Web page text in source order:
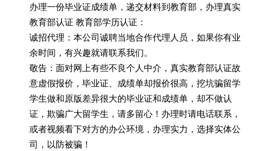
办理一份毕业证成绩单，递交材料到教育部，办理真实
教育部认证 教育部学历认证：
诚招代理：本公司诚聘当地合作代理人员，如果你有业
余时间，有兴趣就请联系我们。
敬告：面对网上有些不良个人中介，真实教育部认证故
意虚假报价，毕业证、成绩单却报价很高，挖坑骗留学
学生做和原版差异很大的毕业证和成绩单，却不做认
证，欺骗广大留学生，请多留心！办理时请电话联系，
或者视频看下对方的办公环境，办理实力，选择实体公
司，以防被骗！